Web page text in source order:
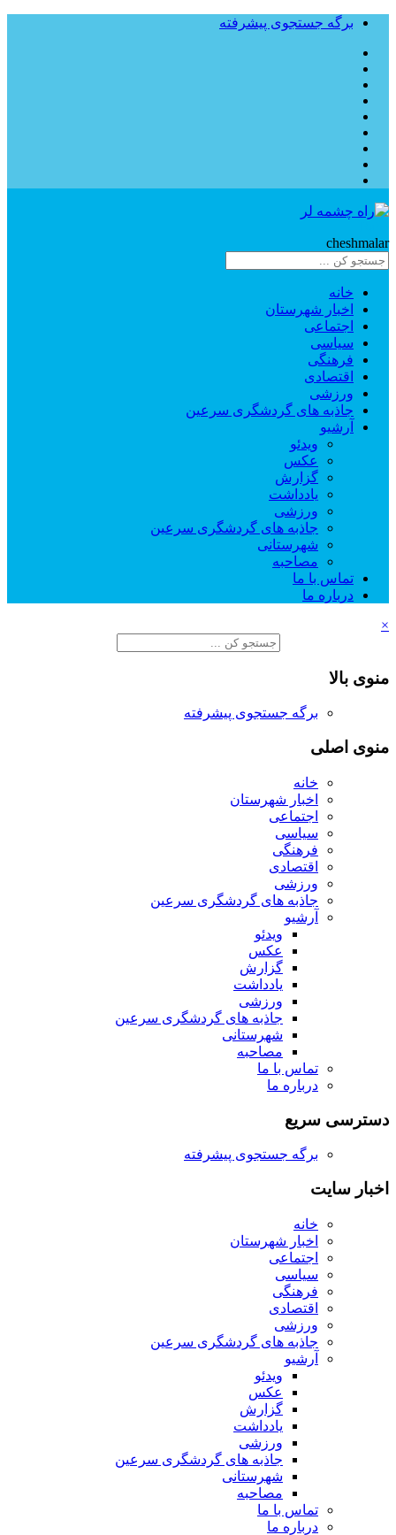
برگه جستجوی پیشرفته
cheshmalar
خانه
اخبار شهرستان
اجتماعی
سیاسی
فرهنگی
اقتصادی
ورزشی
جاذبه های گردشگری سرعین
آرشیو
ویدئو
عکس
گزارش
یادداشت
ورزشی
جاذبه های گردشگری سرعین
شهرستانی
مصاحبه
تماس با ما
درباره ما
×
منوی بالا
برگه جستجوی پیشرفته
منوی اصلی
خانه
اخبار شهرستان
اجتماعی
سیاسی
فرهنگی
اقتصادی
ورزشی
جاذبه های گردشگری سرعین
آرشیو
ویدئو
عکس
گزارش
یادداشت
ورزشی
جاذبه های گردشگری سرعین
شهرستانی
مصاحبه
تماس با ما
درباره ما
دسترسی سریع
برگه جستجوی پیشرفته
اخبار سایت
خانه
اخبار شهرستان
اجتماعی
سیاسی
فرهنگی
اقتصادی
ورزشی
جاذبه های گردشگری سرعین
آرشیو
ویدئو
عکس
گزارش
یادداشت
ورزشی
جاذبه های گردشگری سرعین
شهرستانی
مصاحبه
تماس با ما
درباره ما